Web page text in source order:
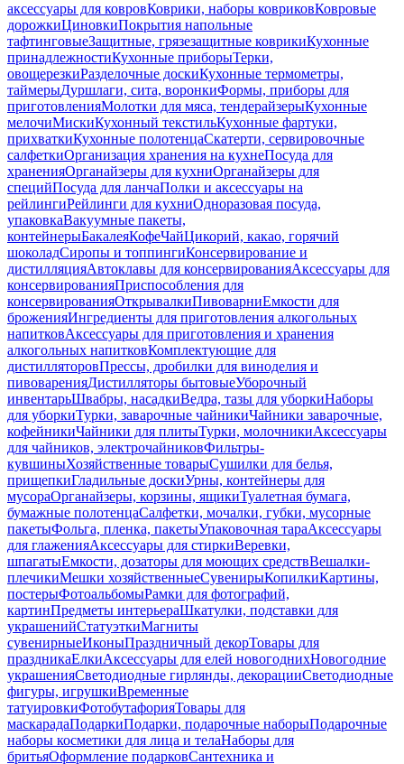
аксессуары для ковровКоврики, наборы ковриковКовровые
дорожкиЦиновкиПокрытия напольные
тафтинговыеЗащитные, грязезащитные коврикиКухонные
принадлежностиКухонные приборыТерки,
овощерезкиРазделочные доскиКухонные термометры,
таймерыДуршлаги, сита, воронкиФормы, приборы для
приготовленияМолотки для мяса, тендерайзерыКухонные
мелочиМискиКухонный текстильКухонные фартуки,
прихваткиКухонные полотенцаСкатерти, сервировочные
салфеткиОрганизация хранения на кухнеПосуда для
храненияОрганайзеры для кухниОрганайзеры для
специйПосуда для ланчаПолки и аксессуары на
рейлингиРейлинги для кухниОдноразовая посуда,
упаковкаВакуумные пакеты,
контейнерыБакалеяКофеЧайЦикорий, какао, горячий
шоколадСиропы и топпингиКонсервирование и
дистилляцияАвтоклавы для консервированияАксессуары для
консервированияПриспособления для
консервированияОткрывалкиПивоварниЕмкости для
броженияИнгредиенты для приготовления алкогольных
напитковАксессуары для приготовления и хранения
алкогольных напитковКомплектующие для
дистилляторовПрессы, дробилки для виноделия и
пивоваренияДистилляторы бытовыеУборочный
инвентарьШвабры, насадкиВедра, тазы для уборкиНаборы
для уборкиТурки, заварочные чайникиЧайники заварочные,
кофейникиЧайники для плитыТурки, молочникиАксессуары
для чайников, электрочайниковФильтры-
кувшиныХозяйственные товарыСушилки для белья,
прищепкиГладильные доскиУрны, контейнеры для
мусораОрганайзеры, корзины, ящикиТуалетная бумага,
бумажные полотенцаСалфетки, мочалки, губки, мусорные
пакетыФольга, пленка, пакетыУпаковочная тараАксессуары
для глаженияАксессуары для стиркиВеревки,
шпагатыЕмкости, дозаторы для моющих средствВешалки-
плечикиМешки хозяйственныеСувенирыКопилкиКартины,
постерыФотоальбомыРамки для фотографий,
картинПредметы интерьераШкатулки, подставки для
украшенийСтатуэткиМагниты
сувенирныеИконыПраздничный декорТовары для
праздникаЕлкиАксессуары для елей новогоднихНовогодние
украшенияСветодиодные гирлянды, декорацииСветодиодные
фигуры, игрушкиВременные
татуировкиФотобутафорияТовары для
маскарадаПодаркиПодарки, подарочные наборыПодарочные
наборы косметики для лица и телаНаборы для
бритьяОформление подарковСантехника и